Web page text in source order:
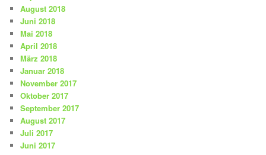
August 2018
Juni 2018
Mai 2018
April 2018
März 2018
Januar 2018
November 2017
Oktober 2017
September 2017
August 2017
Juli 2017
Juni 2017